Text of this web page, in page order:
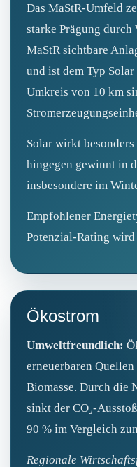
Das MaStR‑Umfeld
starke Prägung durch
MaStR sichtbare
und ist dem Typ
Umkreis von 10 km
Solar wirkt
hingegen gewinnt in
insbesondere im
Empfohlener
Potenzial‑Rating
Ökostrom
Umweltfreundlich:
erneuerbaren
Biomasse. Durch die
sinkt der CO₂-
90 % im Vergleich
Regionale